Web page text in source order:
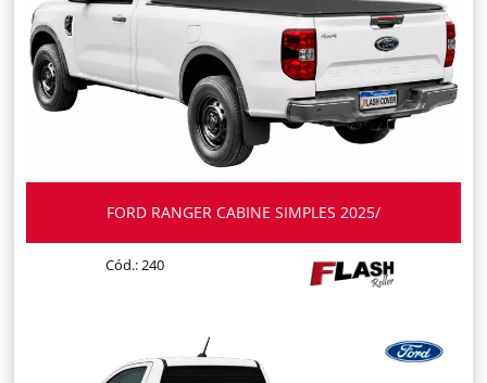
FORD RANGER CABINE SIMPLES 2025/
Cód.: 240